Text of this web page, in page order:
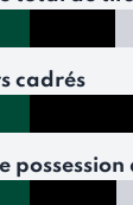
cadrés
possession